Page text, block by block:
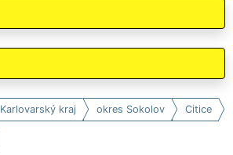
Karlovarský kraj okres Sokolov Citice